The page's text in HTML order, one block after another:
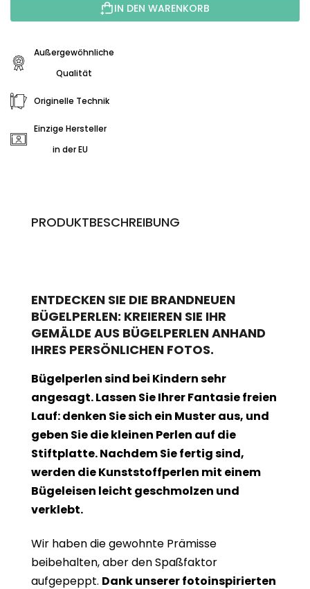
IN DEN WARENKORB
Außergewöhnliche
Qualität
Originelle Technik
Einzige Hersteller
in der EU
PRODUKTBESCHREIBUNG
ENTDECKEN SIE DIE BRANDNEUEN
BÜGELPERLEN: KREIEREN SIE IHR
GEMÄLDE AUS BÜGELPERLEN ANHAND
IHRES PERSÖNLICHEN FOTOS.
Bügelperlen sind bei Kindern sehr
angesagt. Lassen Sie Ihrer Fantasie freien
Lauf: denken Sie sich ein Muster aus, und
geben Sie die kleinen Perlen auf die
Stiftplatte. Nachdem Sie fertig sind,
werden die Kunststoffperlen mit einem
Bügeleisen leicht geschmolzen und
verklebt.
Wir haben die gewohnte Prämisse
beibehalten, aber den Spaßfaktor
aufgepeppt. Dank unserer fotoinspirierten